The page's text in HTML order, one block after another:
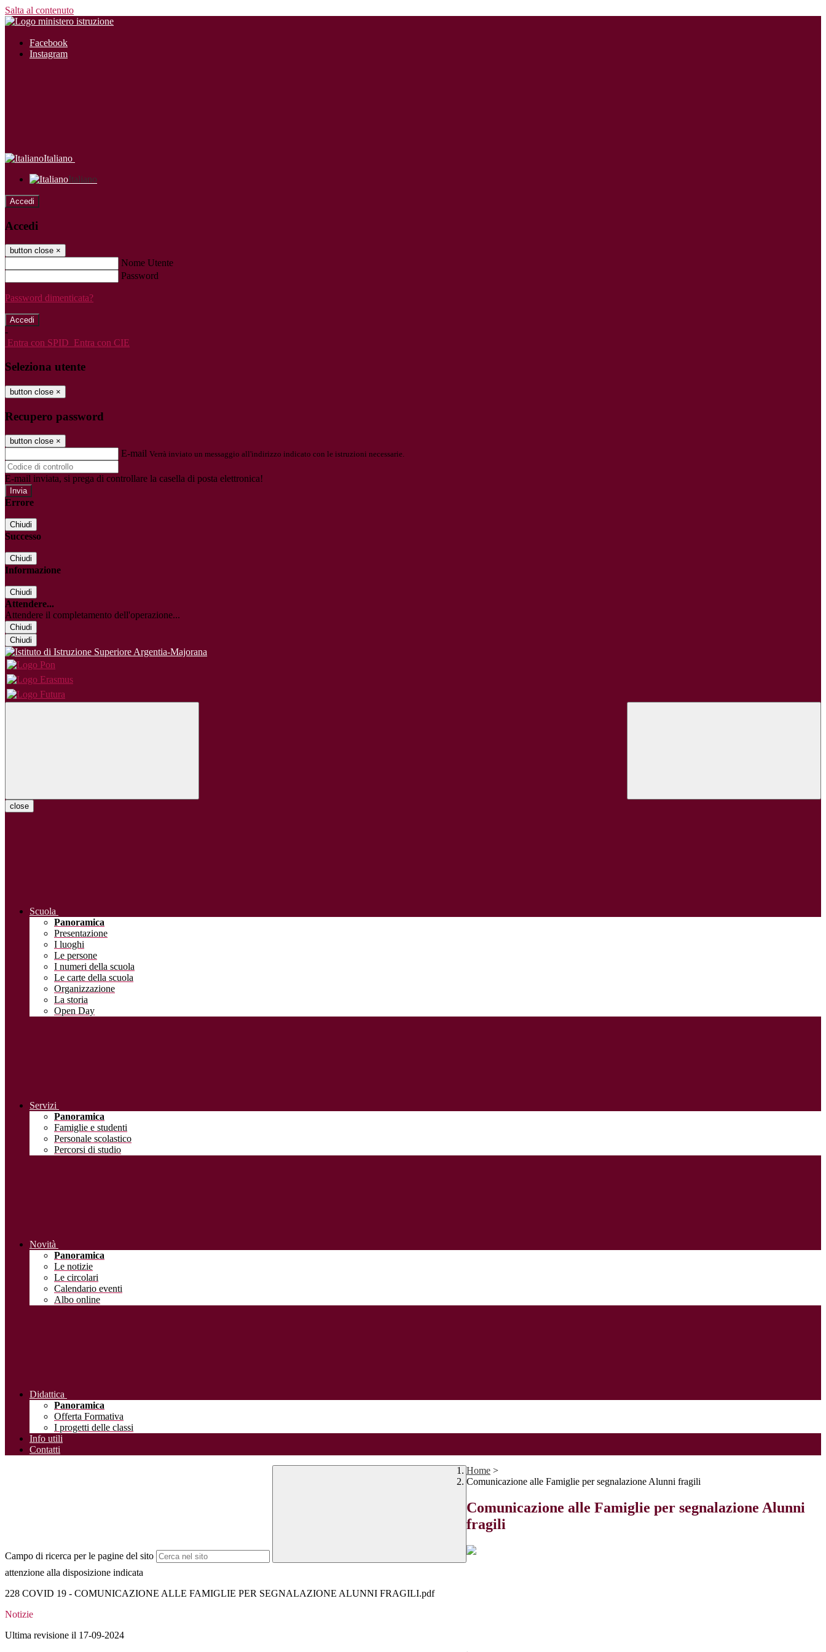
Salta al contenuto
Facebook
Instagram
Italiano
Italiano
Accedi
Accedi
button close ×
Nome Utente
Password
Password dimenticata?
-
Entra con SPID Entra con CIE
Seleziona utente
button close ×
Recupero password
button close ×
E-mail Verrà inviato un messaggio all'indirizzo indicato con le istruzioni necessarie.
E-mail inviata, si prega di controllare la casella di posta elettronica!
Errore
Chiudi
Successo
Chiudi
Informazione
Chiudi
Attendere...
Attendere il completamento dell'operazione...
Chiudi
Chiudi
close
Scuola
Panoramica
Presentazione
I luoghi
Le persone
I numeri della scuola
Le carte della scuola
Organizzazione
La storia
Open Day
Servizi
Panoramica
Famiglie e studenti
Personale scolastico
Percorsi di studio
Novità
Panoramica
Le notizie
Le circolari
Calendario eventi
Albo online
Didattica
Panoramica
Offerta Formativa
I progetti delle classi
Info utili
Contatti
Campo di ricerca per le pagine del sito
Home >
Comunicazione alle Famiglie per segnalazione Alunni fragili
Comunicazione alle Famiglie per segnalazione Alunni
fragili
attenzione alla disposizione indicata
228 COVID 19 - COMUNICAZIONE ALLE FAMIGLIE PER SEGNALAZIONE ALUNNI FRAGILI.pdf
Notizie
Ultima revisione il 17-09-2024